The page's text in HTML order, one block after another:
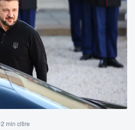
2 min citire